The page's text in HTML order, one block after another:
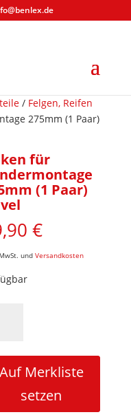
/ Felgen, Reifen
275mm (1 Paar)
für
(1 Paar)
€
undVersandkosten
Auf Merkliste
setzen